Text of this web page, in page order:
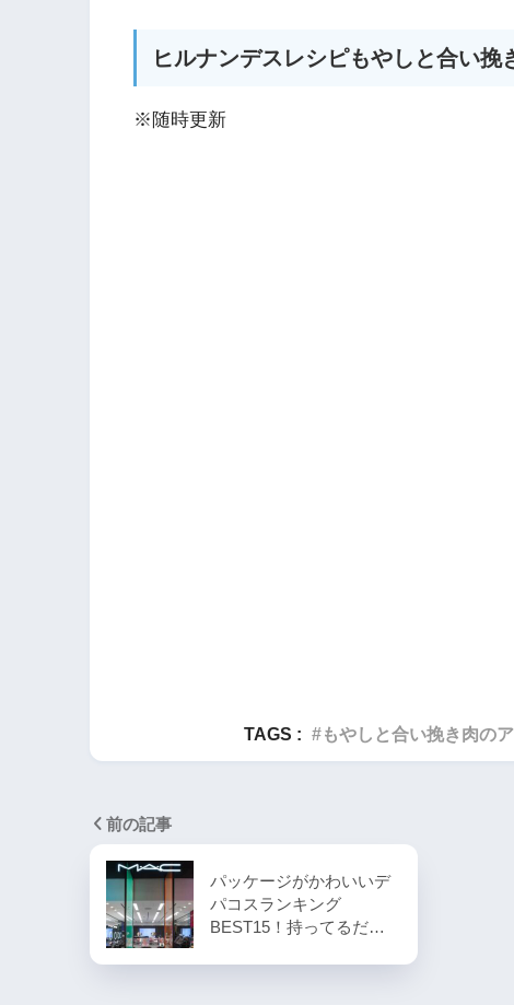
ヒルナンデスレシピもやしと合い挽
※随時更新
TAGS :
もやしと合い挽き肉の
前の記事
パッケージがかわいいデ
パコスランキング
BEST15！持ってるだ…